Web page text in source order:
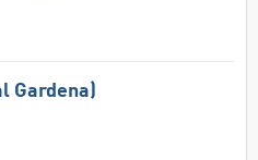
Gardena)